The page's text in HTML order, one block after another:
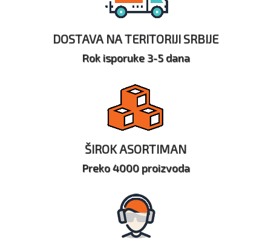
DOSTAVA NA TERITORIJI SRBIJE
Rok isporuke 3-5 dana
ŠIROK ASORTIMAN
Preko 4000 proizvoda